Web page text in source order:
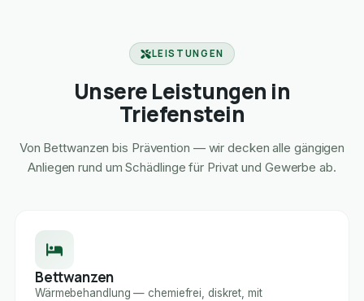
LEISTUNGEN
Unsere Leistungen in
Triefenstein
Von Bettwanzen bis Prävention — wir decken alle gängigen
Anliegen rund um Schädlinge für Privat und Gewerbe ab.
Bettwanzen
Wärmebehandlung — chemiefrei, diskret, mit